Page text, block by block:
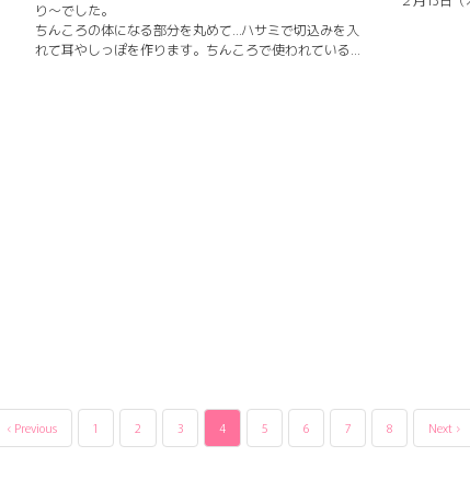
り～でした。
ちんころの体になる部分を丸めて…ハサミで切込みを入
れて耳やしっぽを作ります。ちんころで使われている赤
‹ Previous 1 2 3 4 5 6 7 8 Next ›